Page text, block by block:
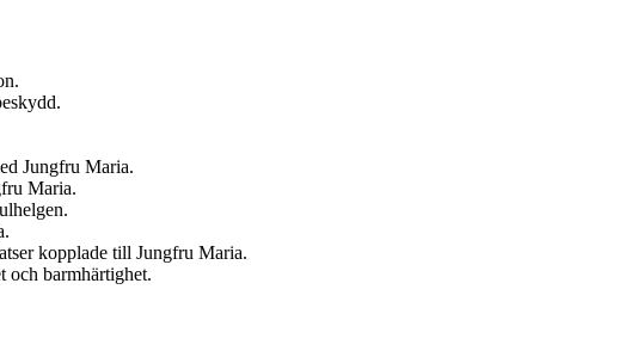
Jungfru Maria.
Maria.
kopplade till Jungfru Maria.
och barmhärtighet.